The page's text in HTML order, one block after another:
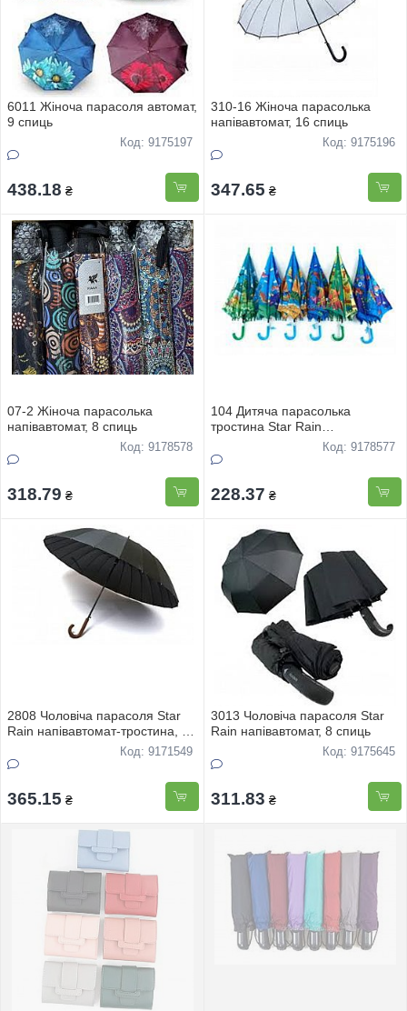
6011 Жiноча парасоля автомат,
9 спиць
Код: 9175197
438.18 ₴
310-16 Жіноча парасолька
напiвавтомат, 16 спиць
Код: 9175196
347.65 ₴
07-2 Жіноча парасолька
напiвавтомат, 8 спиць
Код: 9178578
318.79 ₴
104 Дитяча парасолька
тростина Star Rain
напівавтомат, 8 спицьКод: 9178577
228.37 ₴
2808 Чоловіча парасоля Star
Rain напiвавтомат-тростина, 16
Код: 9171549
365.15 ₴
3013 Чоловіча парасоля Star
Rain напiвавтомат, 8 спиць
Код: 9175645
311.83 ₴